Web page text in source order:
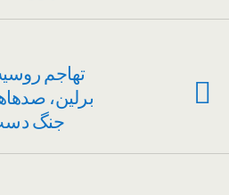
تهاجم
برلین،
جنگ